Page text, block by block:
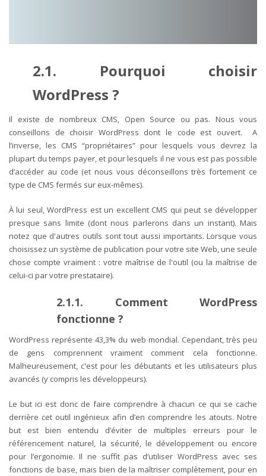
2.1. Pourquoi choisir
WordPress ?
Il existe de nombreux CMS, Open Source ou pas. Nous vous
conseillons de choisir WordPress dont le code est ouvert. A
l’inverse, les CMS “propriétaires” pour lesquels vous devrez la
plupart du temps payer, et pour lesquels il ne vous est pas possible
d’accéder au code (et nous vous déconseillons très fortement ce
type de CMS fermés sur eux-mêmes).
À lui seul, WordPress est un excellent CMS qui peut se développer
presque sans limite (dont nous parlerons dans un instant). Mais
notez que d'autres outils sont tout aussi importants. Lorsque vous
choisissez un système de publication pour votre site Web, une seule
chose compte vraiment : votre maîtrise de l'outil (ou la maîtrise de
celui-ci par votre prestataire).
2.1.1. Comment WordPress
fonctionne ?
WordPress représente 43,3% du web mondial. Cependant, très peu
de gens comprennent vraiment comment cela fonctionne.
Malheureusement, c'est pour les débutants et les utilisateurs plus
avancés (y compris les développeurs).
Le but ici est donc de faire comprendre à chacun ce qui se cache
derrière cet outil ingénieux afin d’en comprendre les atouts. Notre
but est bien entendu d’éviter de multiples erreurs pour le
référencement naturel, la sécurité, le développement ou encore
pour l’ergonomie. Il ne suffit pas d’utiliser WordPress avec ses
fonctions de base, mais bien de la maîtriser complètement, pour en